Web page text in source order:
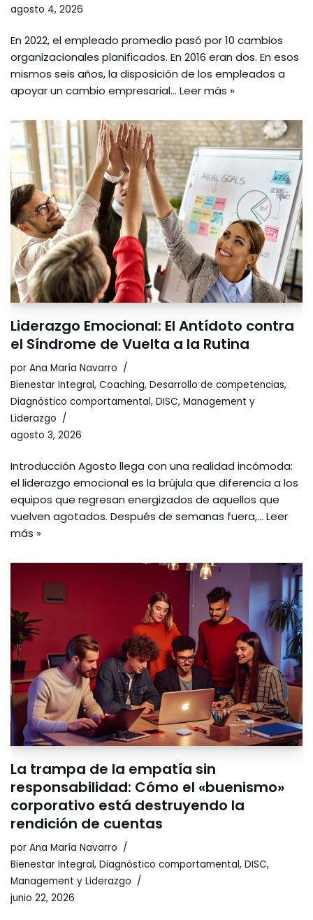
agosto 4, 2026
En 2022, el empleado promedio pasó por 10 cambios
organizacionales planificados. En 2016 eran dos. En esos
mismos seis años, la disposición de los empleados a
apoyar un cambio empresarial… Leer más »
Liderazgo Emocional: El Antídoto contra
el Síndrome de Vuelta a la Rutina
por Ana María Navarro
Bienestar Integral, Coaching, Desarrollo de competencias,
Diagnóstico comportamental, DISC, Management y
Liderazgo
agosto 3, 2026
Introducción Agosto llega con una realidad incómoda:
el liderazgo emocional es la brújula que diferencia a los
equipos que regresan energizados de aquellos que
vuelven agotados. Después de semanas fuera,… Leer
más »
La trampa de la empatía sin
responsabilidad: Cómo el «buenismo»
corporativo está destruyendo la
rendición de cuentas
por Ana María Navarro
Bienestar Integral, Diagnóstico comportamental, DISC,
Management y Liderazgo
junio 22, 2026